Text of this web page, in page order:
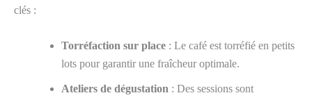
clés :
Torréfaction sur place : Le café est torréfié en petits
lots pour garantir une fraîcheur optimale.
Ateliers de dégustation : Des sessions sont